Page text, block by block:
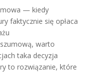
— kiedy
faktycznie się opłaca
warto
taka decyzja
to rozwiązanie, które